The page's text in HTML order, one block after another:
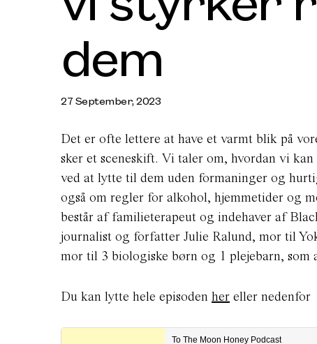
dem
27 September, 2023
Det er ofte lettere at have et varmt blik på
sker et sceneskift. Vi taler om, hvordan vi
ved at lytte til dem uden formaninger og
også om regler for alkohol, hjemmetider og
består af familieterapeut og indehaver af
journalist og forfatter Julie Ralund, mor til
mor til 3 biologiske børn og 1 plejebarn, som
Du kan lytte hele episoden her eller nedenfor